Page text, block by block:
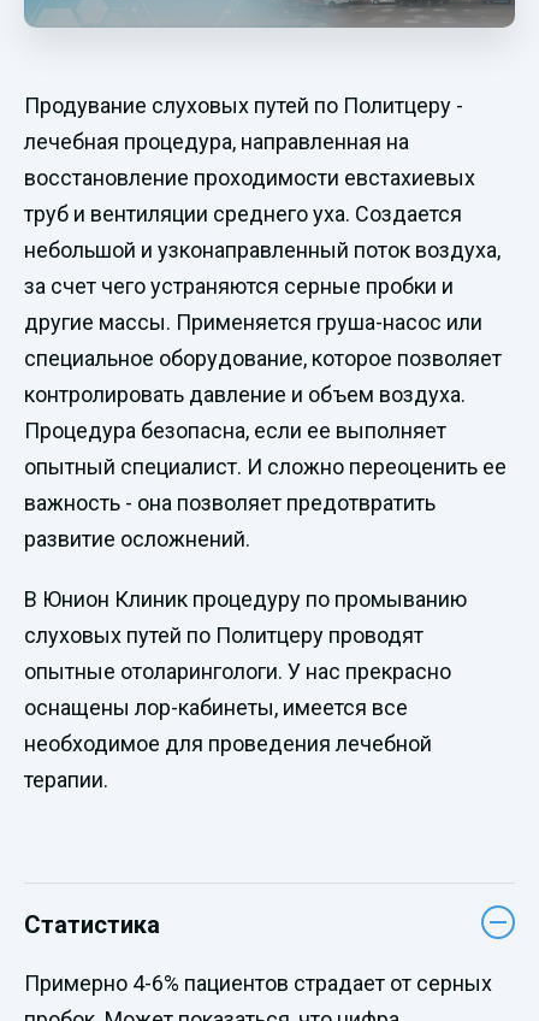
Продувание слуховых путей по Политцеру -
лечебная процедура, направленная на
восстановление проходимости евстахиевых
труб и вентиляции среднего уха. Создается
небольшой и узконаправленный поток воздуха,
за счет чего устраняются серные пробки и
другие массы. Применяется груша-насос или
специальное оборудование, которое позволяет
контролировать давление и объем воздуха.
Процедура безопасна, если ее выполняет
опытный специалист. И сложно переоценить ее
важность - она позволяет предотвратить
развитие осложнений.
В Юнион Клиник процедуру по промыванию
слуховых путей по Политцеру проводят
опытные отоларингологи. У нас прекрасно
оснащены лор-кабинеты, имеется все
необходимое для проведения лечебной
терапии.
Статистика
Примерно 4-6% пациентов страдает от серных